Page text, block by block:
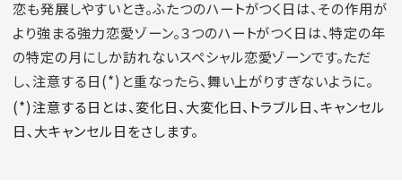
恋も発展しやすいとき。ふたつのハートがつく日は、その作用が
より強まる強力恋愛ゾーン。３つのハートがつく日は、特定の年
の特定の月にしか訪れないスペシャル恋愛ゾーンです。ただ
し、注意する日(*)と重なったら、舞い上がりすぎないように。
(*)注意する日とは、変化日、大変化日、トラブル日、キャンセル
日、大キャンセル日をさします。